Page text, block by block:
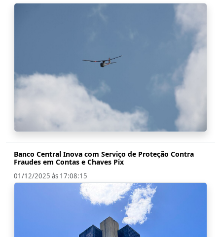
Banco Central Inova com Serviço de Proteção Contra
Fraudes em Contas e Chaves Pix
01/12/2025 às 17:08:15